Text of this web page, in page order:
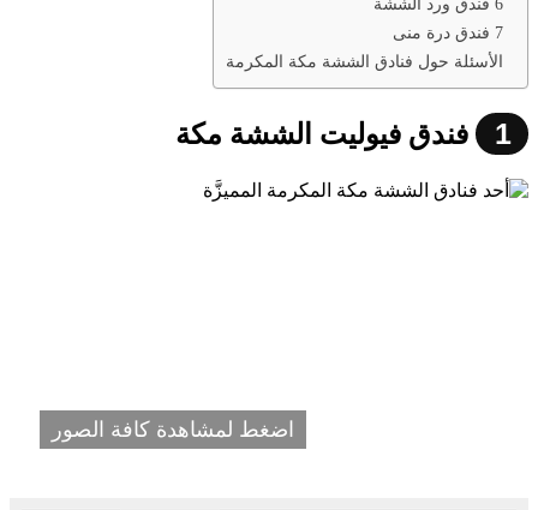
7 فندق درة منى
الأسئلة حول فنادق الششة مكة المكرمة
1 فندق فيوليت الششة مكة
اضغط لمشاهدة كافة الصور